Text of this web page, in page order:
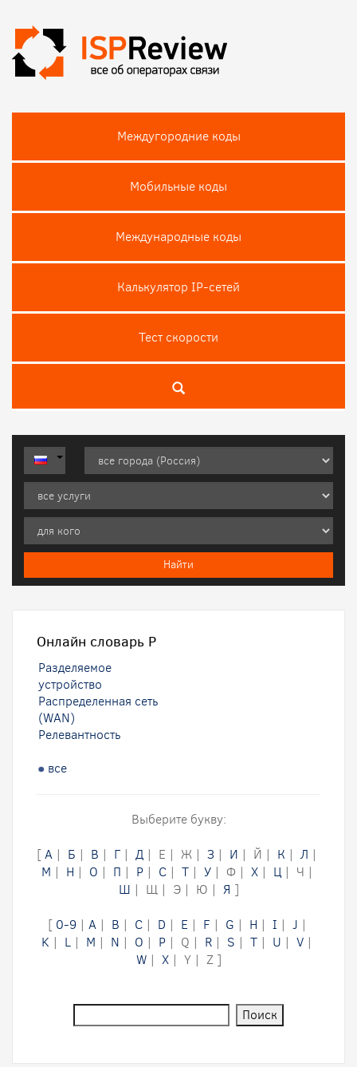
Междугородние коды
Мобильные коды
Международные коды
Калькулятор IP-сетей
Тест скороcти
Онлайн словарь Р
Разделяемое
устройство
Распределенная сеть
(WAN)
Релевантность
все
Выберите букву:
[А | Б | В | Г | Д | Е | Ж | З | И | Й | К | Л |
М | Н | О | П | Р| С| Т| У| Ф | Х| Ц| Ч |
Ш | Щ | Э | Ю | Я ]
[ 0-9| A| B | C| D | E | F | G | H | I | J |
K | L | M | N | O | P | Q | R | S | T | U | V |
W| X| Y | Z ]